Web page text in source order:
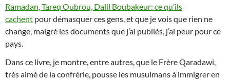
Ramadan, Tareq Oubrou, Dalil Boubakeur: ce qu’ils
cachent pour démasquer ces gens, et que je vois que rien ne
change, malgré les documents que j’ai publiés, j’ai peur pour ce
pays.
Dans ce livre, je montre, entre autres, que le Frère Qaradawi,
très aimé de la confrérie, pousse les musulmans à immigrer en